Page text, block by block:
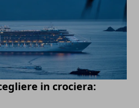
in crociera: